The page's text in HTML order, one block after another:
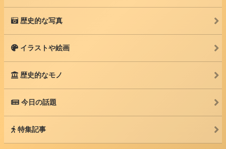
歴史的な写真
イラストや絵画
歴史的なモノ
今日の話題
特集記事